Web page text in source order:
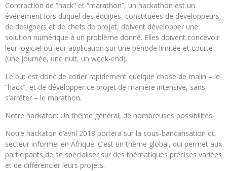
Contraction de “hack” et “marathon”, un hackathon est un
événement lors duquel des équipes, constituées de développeurs,
de designers et de chefs de projet, doivent développer une
solution numérique à un problème donné. Elles doivent concevoir
leur logiciel ou leur application sur une période limitée et courte
(une journée, une nuit, un week-end).
Le but est donc de coder rapidement quelque chose de malin – le
“hack”, et de développer ce projet de manière intensive, sans
s’arrêter – le marathon.
Notre hackaton: Un thème général, de nombreuses possibilités
Notre hackaton d’avril 2018 portera sur la sous-bancarisation du
secteur informel en Afrique. C’est un thème global, qui permet aux
participants de se spécialiser sur des thématiques précises variées
et de différencier leurs projets.